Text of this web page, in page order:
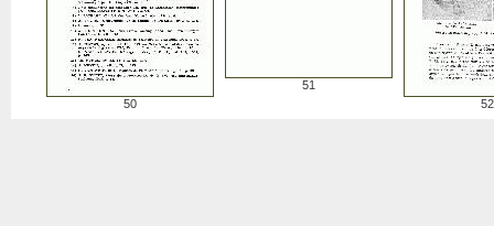
50
51
52